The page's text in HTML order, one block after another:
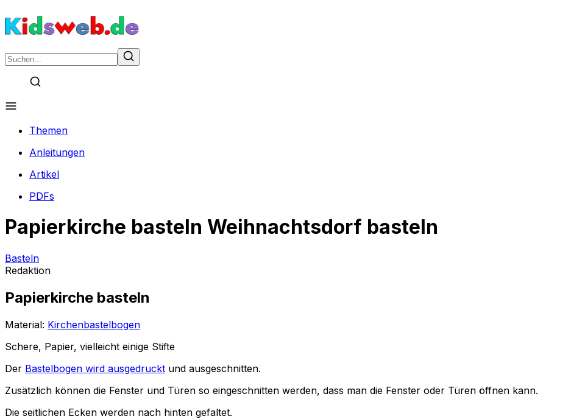
Themen
Anleitungen
Artikel
PDFs
Papierkirche basteln Weihnachtsdorf basteln
Basteln
Redaktion
Papierkirche basteln
Material: Kirchenbastelbogen
Schere, Papier, vielleicht einige Stifte
Der Bastelbogen wird ausgedruckt und ausgeschnitten.
Zusätzlich können die Fenster und Türen so eingeschnitten werden, dass man die Fenster oder Türen öffnen kann.
Die seitlichen Ecken werden nach hinten gefaltet.